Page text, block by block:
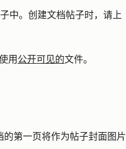
中。创建文档帖子时，请上
用 公开可见的文件。
第一页将作为帖子封面图片